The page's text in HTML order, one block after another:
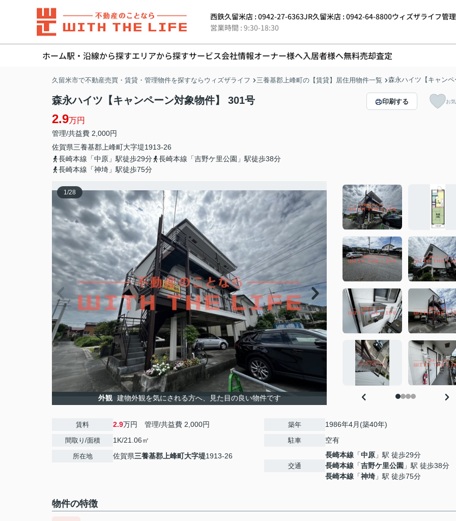
西鉄久留米店 : 0942-27-6363JR久留米店 : 0942-64-8800ウィズザライフ管
営業時間 : 9:30-18:30
ホーム駅・沿線から探すエリアから探すサービス会社情報オーナー様へ入居者様へ無料売却査定
久留米市で不動産売買・賃貸・管理物件を探すならウィズザライフ 三養基郡上峰町の【賃貸】居住用物件一覧 森永ハイツ【キャンペ
森永ハイツ【キャンペーン対象物件】 301号
2.9万円
管理/共益費 2,000円
佐賀県三養基郡上峰町大字堤1913-26
長崎本線「中原」駅徒歩29分
長崎本線「吉野ケ里公園」駅徒歩38分
長崎本線「神埼」駅徒歩75分
印刷する お
1/28
外観 建物外観を気にされる方へ、見た目の良い物件です
賃料 2.9万円 管理/共益費 2,000円
間取り/面積 1K/21.06㎡
所在地 佐賀県三養基郡上峰町大字堤1913-26
築年 1986年4月(築40年)
駐車 空有
交通
長崎本線 「中原 」駅 徒歩29分
長崎本線 「吉野ケ里公園 」駅 徒歩38分
長崎本線 「神埼 」駅 徒歩75分
物件の特徴